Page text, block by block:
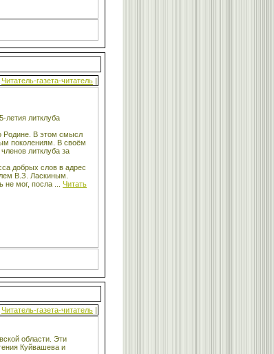
Читатель-газета-читатель
летия литклуба
Родине. В этом смысл
поколениям. В своём
литклуба за
добрых слов в адрес
В.З. Ласкиным.
не мог, посла
Читать
Читатель-газета-читатель
области. Эти
Куйвашева и